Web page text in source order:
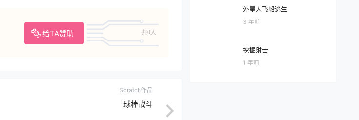
给TA赞助 共0人
Scratch作品
球棒战斗
外星人飞船逃生
3 年前
挖掘射击
1 年前